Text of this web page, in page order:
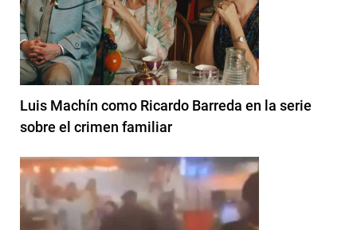
Luis Machín como Ricardo Barreda en la serie
sobre el crimen familiar